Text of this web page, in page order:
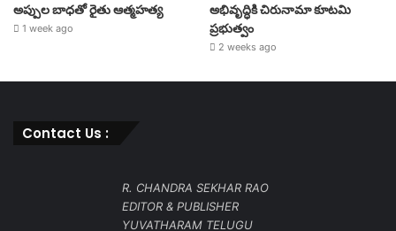
అప్పుల బాధతో రైతు ఆత్మహత్య
1 week ago
అభివృద్ధికి చిరునామా కూటమి
ప్రభుత్వం
2 weeks ago
Contact Us :
R. CHANDRA SEKHAR RAO
EDITOR & PUBLISHER
YUVATHARAM TELUGU